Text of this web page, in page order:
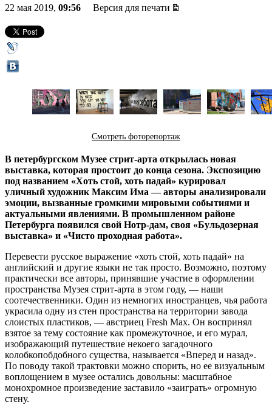
22 мая 2019, 09:56 Версия для печати
Смотреть фоторепортаж
В петербургском Музее стрит-арта открылась новая
выставка, которая простоит до конца сезона. Экспозицию
под названием «Хоть стой, хоть падай» курировал
уличный художник Максим Има — авторы анализировали
эмоции, вызванные громкими мировыми событиями и
актуальными явлениями. В промышленном районе
Петербурга появился свой Нотр-дам, своя «Бульдозерная
выставка» и «Чисто проходная работа».
Перевести русское выражение «хоть стой, хоть падай» на
английский и другие языки не так просто. Возможно, поэтому
практически все авторы, принявшие участие в оформлении
пространства Музея стрит-арта в этом году, — наши
соотечественники. Один из немногих иностранцев, чья работа
украсила одну из стен пространства на территории завода
слоистых пластиков, — австриец Fresh Max. Он воспринял
взятое за тему состояние как промежуточное, и его мурал,
изображающий путешествие некоего загадочного
колобкопобдобного существа, называется «Вперед и назад».
По поводу такой трактовки можно спорить, но ее визуальным
воплощением в музее остались довольны: масштабное
монохромное произведение заставило «заиграть» огромную
стену.